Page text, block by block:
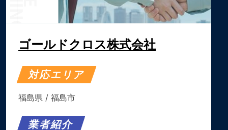
ゴールドクロス株式会社
対応エリア
福島県 / 福島市
業者紹介